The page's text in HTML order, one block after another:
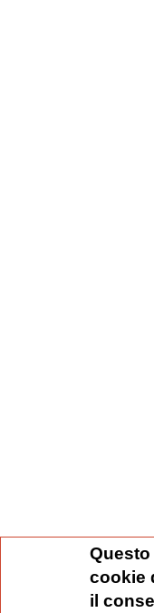
cookie
il